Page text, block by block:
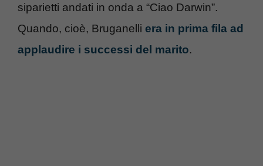
siparietti andati in onda a “Ciao Darwin”.
Quando, cioè, Bruganelli era in prima fila ad
applaudire i successi del marito.